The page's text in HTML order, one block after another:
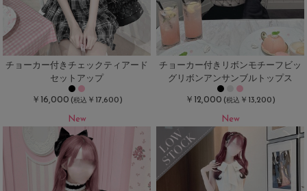
チョーカー付きチェックティアード
セットアップ
￥16,000 (税込 ￥17,600)
チョーカー付きリボンモチーフビッ
グリボンアンサンブルトップス
￥12,000 (税込 ￥13,200)
New New